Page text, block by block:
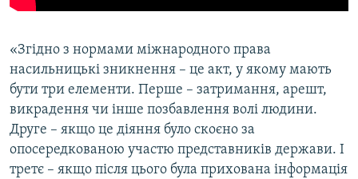
«Згідно з нормами міжнародного права
насильницькі зникнення – це акт, у якому мають
бути три елементи. Перше – затримання, арешт,
викрадення чи інше позбавлення волі людини.
Друге – якщо це діяння було скоєно за
опосередкованою участю представників держави. І
третє – якщо після цього була прихована інформація